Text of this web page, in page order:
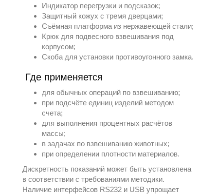
Индикатор перегрузки и подсказок;
Защитный кожух с тремя дверцами;
Съёмная платформа из нержавеющей стали;
Крюк для подвесного взвешивания под
корпусом;
Скоба для установки противоугонного замка.
Где применяется
для обычных операций по взвешиванию;
при подсчёте единиц изделий методом
счета;
для выполнения процентных расчётов
массы;
в задачах по взвешиванию животных;
при определении плотности материалов.
Дискретность показаний может быть установлена
в соответствии с требованиями методики.
Наличие интерфейсов RS232 и USB упрощает